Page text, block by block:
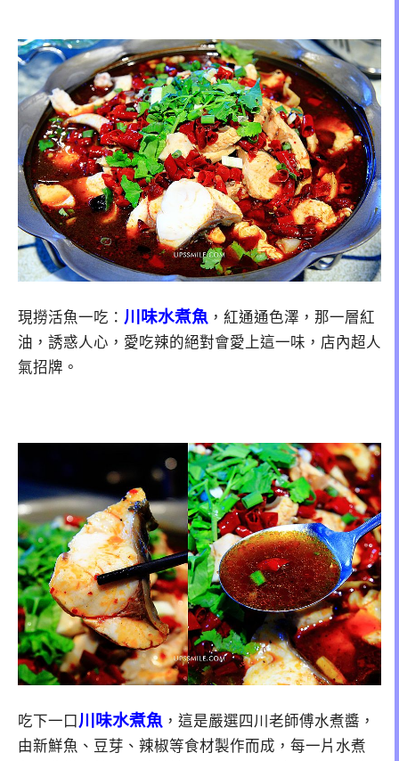
現撈活魚一吃： 川味水煮魚 ，紅通通色澤，那一層紅
油，誘惑人心，愛吃辣的絕對會愛上這一味，店內超人
氣招牌。
吃下一口 川味水煮魚 ，這是嚴選四川老師傅水煮醬，
由新鮮魚、豆芽、辣椒等食材製作而成，每一片水煮